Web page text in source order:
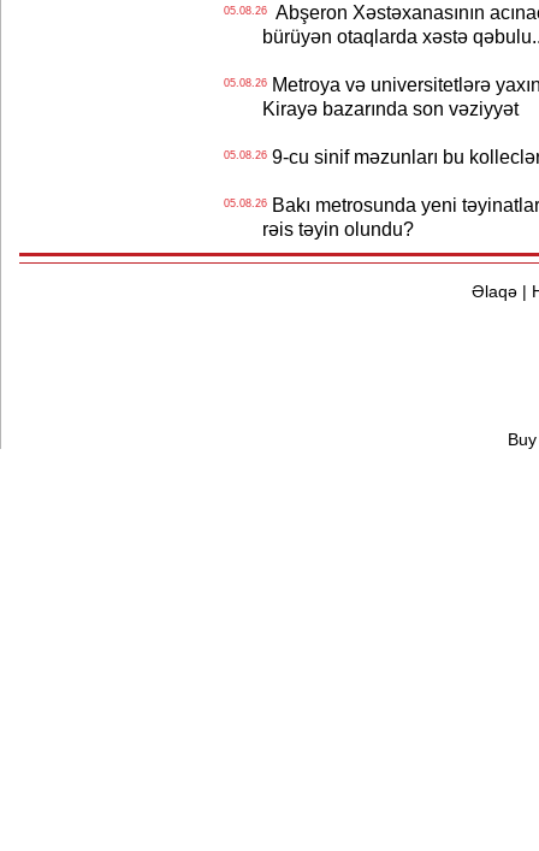
05.08.26Abşeron Xəstəxanasının
bürüyən otaqlarda xəstə
05.08.26Metroya və universitetlərə
Kirayə bazarında son vəziyyət
05.08.269-cu sinif məzunları bu
05.08.26Bakı metrosunda yeni
rəis təyin olundu?
Əlaqə|